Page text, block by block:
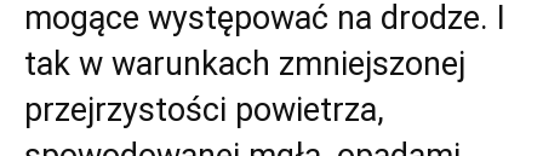
mogące występować na drodze. I
tak w warunkach zmniejszonej
przejrzystości powietrza,